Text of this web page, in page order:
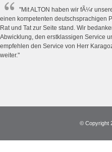
"Mit ALTON haben wir fÃ¼r
einen kompetenten deutschsprachigen
Rat und Tat zur Seite stand. Wir
Abwicklung, den erstklassigen Service
empfehlen den Service von Herr
weiter."
© Copyright